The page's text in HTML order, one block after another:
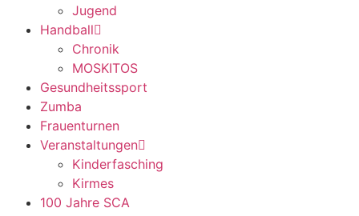
Jugend
Handball
Chronik
MOSKITOS
Gesundheitssport
Zumba
Frauenturnen
Veranstaltungen
Kinderfasching
Kirmes
100 Jahre SCA